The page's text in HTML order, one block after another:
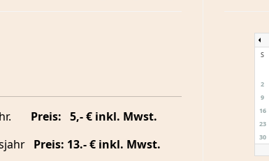
Preis: 5,- € inkl. Mwst.
Preis: 13.- € inkl. Mwst.
S
2
9
16
23
30